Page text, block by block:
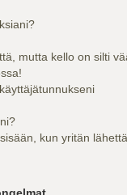
mutta kello on silti
kun yritän